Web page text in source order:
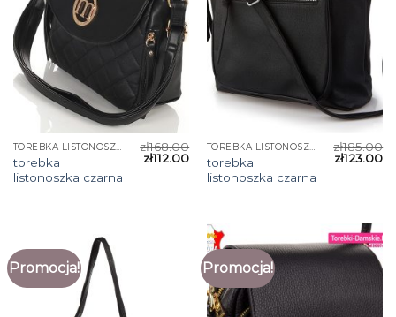
TOREBKA LISTONOSZKA CZARNA
torebka
listonoszka czarna
zł168.00
zł112.00
TOREBKA LISTONOSZKA CZARNA
torebka
listonoszka czarna
zł185.00
zł123.00
Promocja! Promocja!